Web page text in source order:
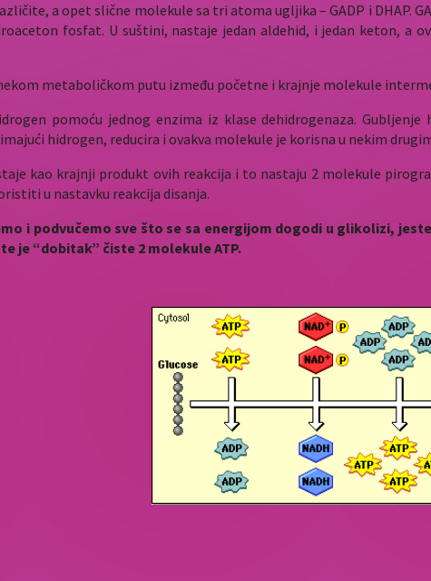
a opet slične molekule sa tri atoma ugljika – GADP i DHAP.
fosfat. U suštini, nastaje jedan aldehid, i jedan keton,
metaboličkom putu između početne i krajnje molekule
pomoću jednog enzima iz klase dehidrogenaza.
hidrogen, reducira i ovakva molekule je korisna u nekim
kao krajnji produkt ovih reakcija i to nastaju 2 molekule
u nastavku reakcija disanja.
i podvučemo sve što se sa energijom dogodi u glikolizi,
je “dobitak” čiste 2 molekule ATP.